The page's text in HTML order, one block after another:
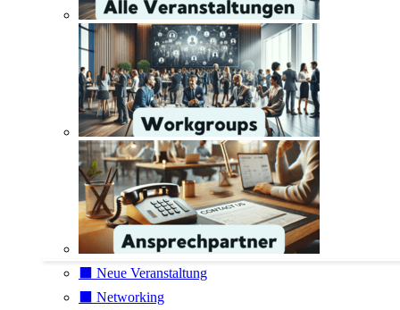
⬛️ Neue Veranstaltung
⬛️ Networking